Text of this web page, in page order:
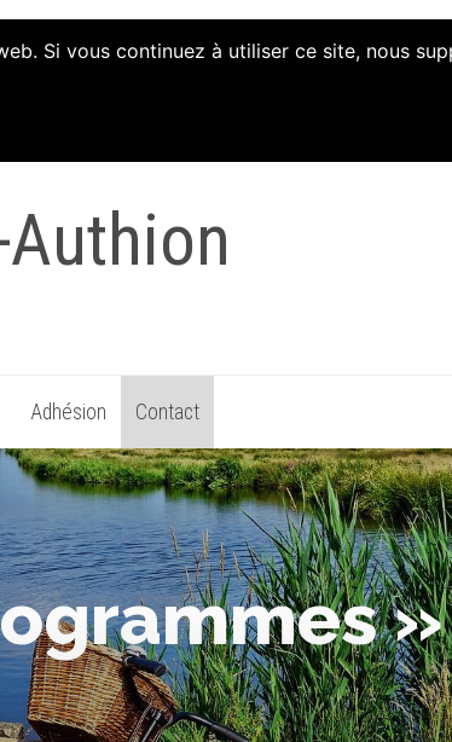
Adhésion Contact
»
Si vous continuez à utiliser ce site, nous